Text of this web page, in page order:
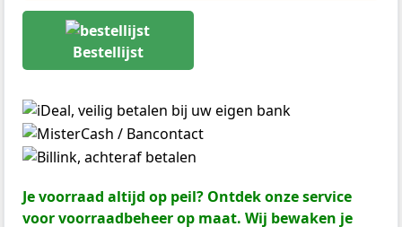
Bestellijst
Je voorraad altijd op peil? Ontdek onze service
voor voorraadbeheer op maat. Wij bewaken je